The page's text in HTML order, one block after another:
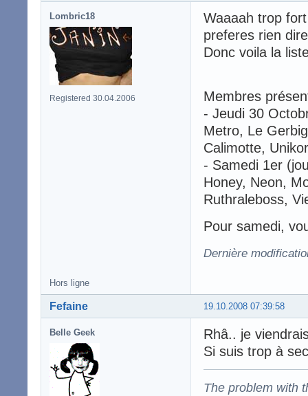
Lombric18
Registered 30.04.2006
Waaaah trop
preferes rien
Donc voila la
Membres
- Jeudi 30
Metro, Le
Calimotte,
- Samedi 1er
Honey, Neon,
Ruthraleboss,
Pour samedi,
Dernière
Hors ligne
19.10.2008 07:39:58
Fefaine
Belle Geek
Rhâ.. je
Si suis trop à
The problem with